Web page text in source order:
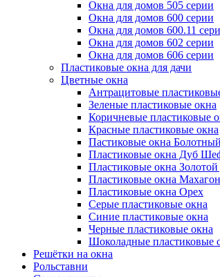
Окна для домов 505 серии
Окна для домов 600 серии
Окна для домов 600.11
Окна для домов 602 серии
Окна для домов 606 серии
Пластиковые окна для дачи
Цветные окна
Антрацитовые
Зеленые пластиковые окна
Коричневые пластиковые
Красные пластиковые окна
Пастиковые окна
Пластиковые окна Дуб
Пластиковые окна Золотой
Пластиковые окна Махагон
Пластиковые окна Орех
Серые пластиковые окна
Синие пластиковые окна
Черные пластиковые окна
Шоколадные пластиковые
Решётки на окна
Рольставни